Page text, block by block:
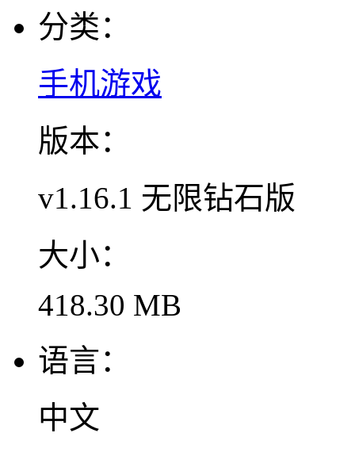
分类：
手机游戏
版本：
v1.16.1 无限钻石版
大小：
418.30 MB
语言：
中文